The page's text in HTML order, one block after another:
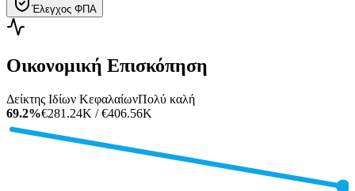
Έλεγχος ΦΠΑ
Οικονομική Επισκόπηση
Δείκτης Ιδίων ΚεφαλαίωνΠολύ καλή
69.2%€281.24K / €406.56K